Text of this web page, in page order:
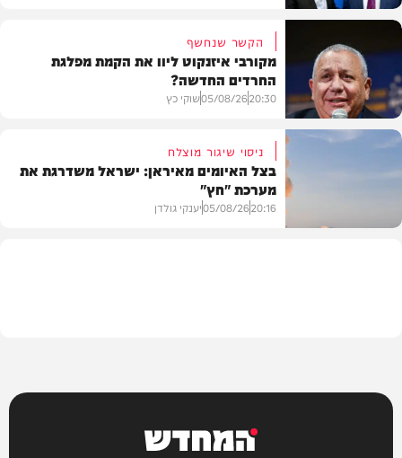
פוליטי
הקשר שנחשף
מקורבי איזנקוט ליוו את הקמת מפלגת
החרדים החדשה?
20:30
05/08/26שוקי כץ
ניסוי שיגור מוצלח
בצל האיומים מאיראן: ישראל משדרגת את
מערכת "חץ"
20:16
05/08/26יענקי גולדן
המחדש